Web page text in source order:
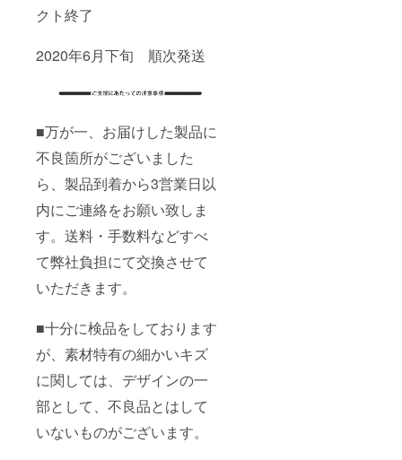
クト終了
2020年6月下旬 順次発送
■万が一、お届けした製品に
不良箇所がございました
ら、製品到着から3営業日以
内にご連絡をお願い致しま
す。送料・手数料などすべ
て弊社負担にて交換させて
いただきます。
■十分に検品をしております
が、素材特有の細かいキズ
に関しては、デザインの一
部として、不良品とはして
いないものがございます。